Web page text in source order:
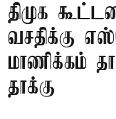
திமுக
வசதிக்கு
மாணிக்கம்
தாக்கு